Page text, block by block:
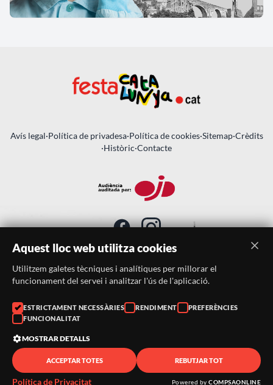
Avís legal·Política de privadesa·Política de cookies·Sitemap·Crèdits
·Històric·Contacte
SUBSCRIU-TE AL BUTLLETÍ
Telèfon:
938046359
Correu:
© 2026 ·FestaCatalunya
— Tots els drets reservats · Web
desenvolupada amb ❤️ perCompsaOnline
Aquest lloc web utilitza cookies
Utilitzem galetes tècniques i analítiques per millorar el
funcionament del servei i analitzar l'ús de l'aplicació.
ESTRICTAMENT NECESSÀRIES RENDIMENT
PREFERÈNCIES
FUNCIONALITAT
MOSTRAR DETALLS
ACCEPTAR TOTES REBUTJAR TOT
Política de Privacitat Powered by COMPSAONLINE